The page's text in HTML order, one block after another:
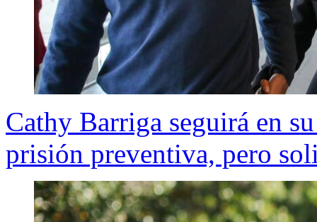
Cathy Barriga seguirá en
prisión preventiva, pero